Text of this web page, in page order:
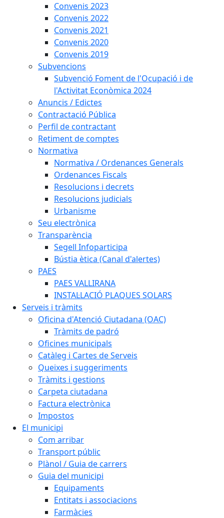
Convenis 2023
Convenis 2022
Convenis 2021
Convenis 2020
Convenis 2019
Subvencions
Subvenció Foment de l'Ocupació i de
l'Activitat Econòmica 2024
Anuncis / Edictes
Contractació Pública
Perfil de contractant
Retiment de comptes
Normativa
Normativa / Ordenances Generals
Ordenances Fiscals
Resolucions i decrets
Resolucions judicials
Urbanisme
Seu electrònica
Transparència
Segell Infoparticipa
Bústia ètica (Canal d'alertes)
PAES
PAES VALLIRANA
INSTAL·LACIÓ PLAQUES SOLARS
Serveis i tràmits
Oficina d'Atenció Ciutadana (OAC)
Tràmits de padró
Oficines municipals
Catàleg i Cartes de Serveis
Queixes i suggeriments
Tràmits i gestions
Carpeta ciutadana
Factura electrònica
Impostos
El municipi
Com arribar
Transport públic
Plànol / Guia de carrers
Guia del municipi
Equipaments
Entitats i associacions
Farmàcies